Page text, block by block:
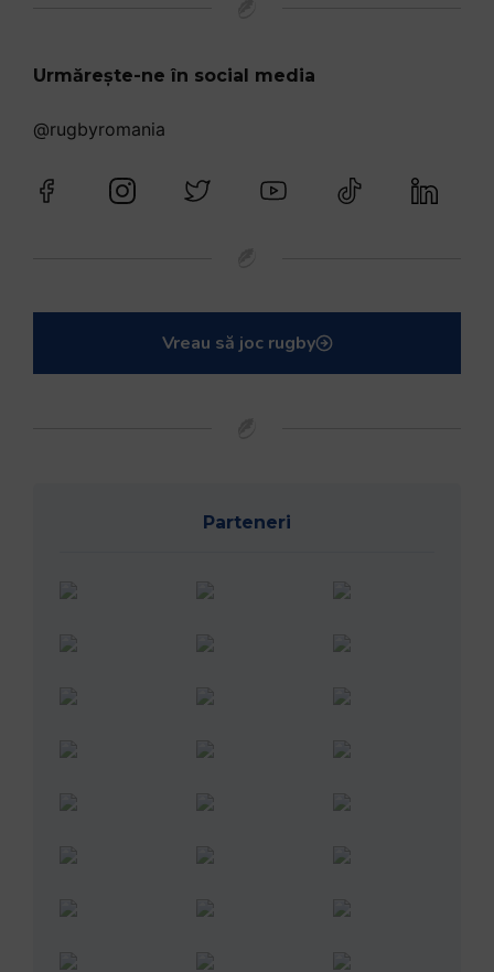
Urmărește-ne în social media
@rugbyromania
Vreau să joc rugby
Parteneri